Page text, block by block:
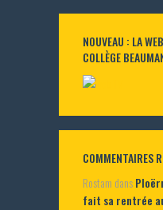
NOUVEAU : LA
COLLÈGE
COMMENTAIRES
Rostam dans
fait sa rentrée